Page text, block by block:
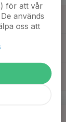
för att vår
används
oss att